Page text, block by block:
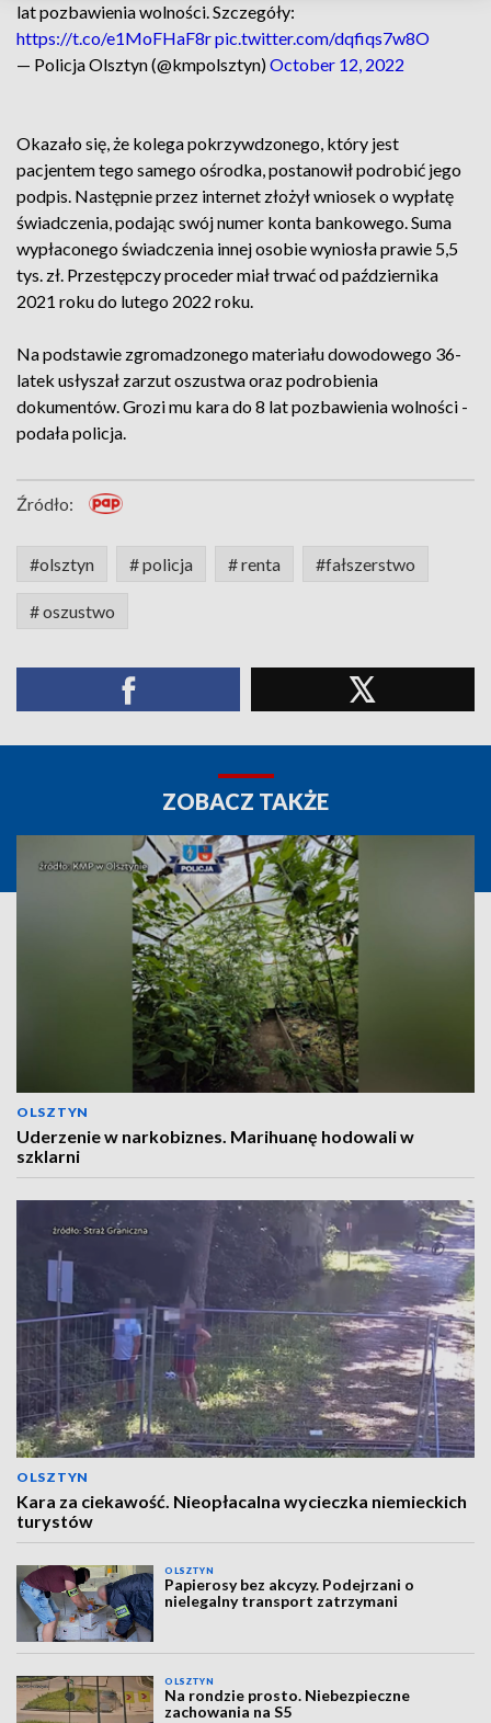
lat pozbawienia wolności. Szczegóły:
https://t.co/e1MoFHaF8rpic.twitter.com/dqfiqs7w8O
— Policja Olsztyn (@kmpolsztyn)October 12, 2022
Okazało się, że kolega pokrzywdzonego, który jest
pacjentem tego samego ośrodka, postanowił podrobić jego
podpis. Następnie przez internet złożył wniosek o wypłatę
świadczenia, podając swój numer konta bankowego. Suma
wypłaconego świadczenia innej osobie wyniosła prawie 5,5
tys. zł. Przestępczy proceder miał trwać od października
2021 roku do lutego 2022 roku.
Na podstawie zgromadzonego materiału dowodowego 36-
latek usłyszał zarzut oszustwa oraz podrobienia
dokumentów. Grozi mu kara do 8 lat pozbawienia wolności -
podała policja.
Źródło:
#olsztyn # policja # renta #fałszerstwo
# oszustwo
ZOBACZ TAKŻE
OLSZTYN
Uderzenie w narkobiznes. Marihuanę hodowali w
szklarni
OLSZTYN
Kara za ciekawość. Nieopłacalna wycieczka niemieckich
turystów
OLSZTYN
Papierosy bez akcyzy. Podejrzani o
nielegalny transport zatrzymani
OLSZTYN
Na rondzie prosto. Niebezpieczne
zachowania na S5